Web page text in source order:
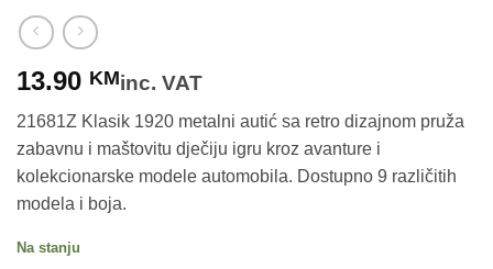
13.90 KMinc. VAT
21681Z Klasik 1920 metalni autić sa retro dizajnom pruža
zabavnu i maštovitu dječiju igru kroz avanture i
kolekcionarske modele automobila. Dostupno 9 različitih
modela i boja.
Na stanju